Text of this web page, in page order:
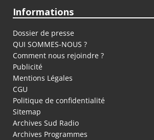
Informations
Dossier de presse
QUI SOMMES-NOUS ?
Comment nous rejoindre ?
Publicité
Mentions Légales
CGU
Politique de confidentialité
Sitemap
Archives Sud Radio
Archives Programmes